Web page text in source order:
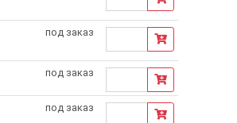
под заказ
под заказ
под заказ